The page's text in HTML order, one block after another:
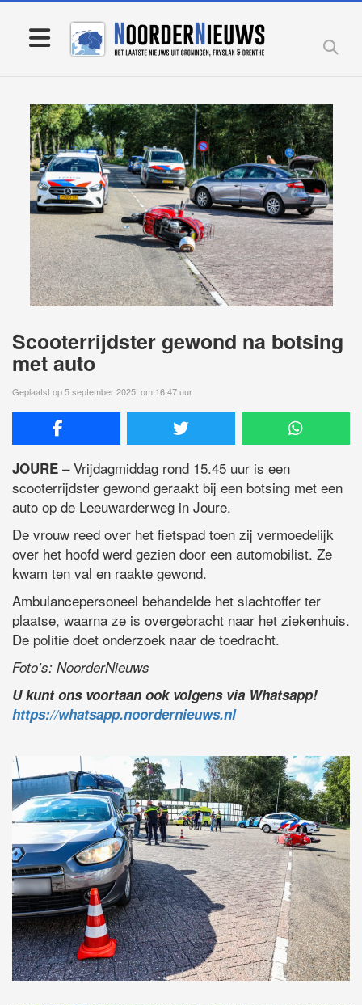
Scooterrijdster gewond na botsing
met auto
Geplaatst op 5 september 2025, om 16:47 uur
JOURE – Vrijdagmiddag rond 15.45 uur is een
scooterrijdster gewond geraakt bij een botsing met een
auto op de Leeuwarderweg in Joure.
De vrouw reed over het fietspad toen zij vermoedelijk
over het hoofd werd gezien door een automobilist. Ze
kwam ten val en raakte gewond.
Ambulancepersoneel behandelde het slachtoffer ter
plaatse, waarna ze is overgebracht naar het ziekenhuis.
De politie doet onderzoek naar de toedracht.
Foto’s: NoorderNieuws
U kunt ons voortaan ook volgens via Whatsapp!
https://whatsapp.noordernieuws.nl